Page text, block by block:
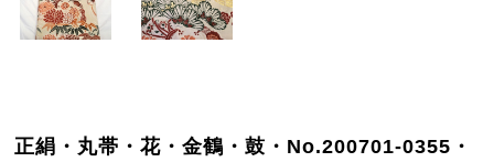
正絹・丸帯・花・金鶴・鼓・No.200701-0355・